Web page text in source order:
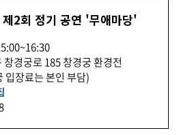
2회 정기 공연 '무애마당'
경궁로 185 창경궁 환경전
장료는 본인 부담)